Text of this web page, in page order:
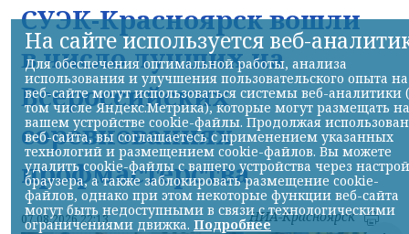
СУЭК-Красноярск вошли
в число лучших на
Всероссийских
соревнованиях
профмастерства
07.08.2026 22:13 НИА-Красноярск
На сайте используется веб-
Для обеспечения оптимальной работы, анализа
использования и улучшения пользовательского опыта на
веб-сайте могут использоваться системы веб-аналитики
том числе Яндекс.Метрика), которые могут размещать на
вашем устройстве cookie-файлы. Продолжая
веб-сайта, вы соглашаетесь с применением указанных
технологий и размещением cookie-файлов. Вы можете
удалить cookie-файлы с вашего устройства через
браузера, а также заблокировать размещение cookie-
файлов, однако при этом некоторые функции веб-сайта
могут быть недоступными в связи с технологическими
ограничениями движка. Подробнее